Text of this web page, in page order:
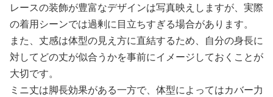
レースの装飾が豊富なデザインは写真映えしますが、実際
の着用シーンでは過剰に目立ちすぎる場合があります。
また、丈感は体型の見え方に直結するため、自分の身長に
対してどの丈が似合うかを事前にイメージしておくことが
大切です。
ミニ丈は脚長効果がある一方で、体型によってはカバー力